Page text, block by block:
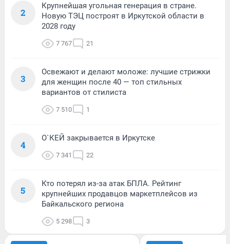
2
Крупнейшая угольная генерация в стране.
Новую ТЭЦ построят в Иркутской области в
2028 году
7 767 21
3
Освежают и делают моложе: лучшие стрижки
для женщин после 40 — топ стильных
вариантов от стилиста
7 510 1
4
О`КЕЙ закрывается в Иркутске
7 341 22
5
Кто потерял из-за атак БПЛА. Рейтинг
крупнейших продавцов маркетплейсов из
Байкальского региона
5 298 3